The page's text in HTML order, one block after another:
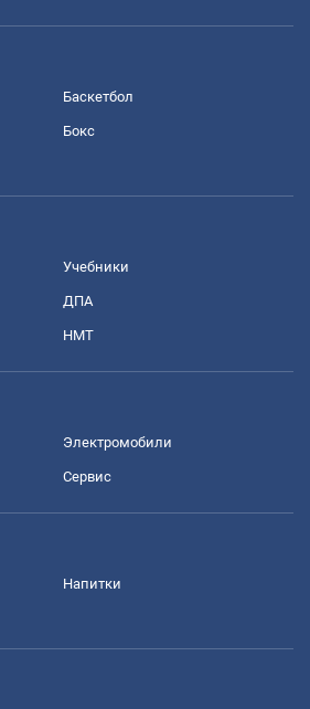
Баскетбол
Бокс
Учебники
ДПА
НМТ
Электромобили
Сервис
Напитки